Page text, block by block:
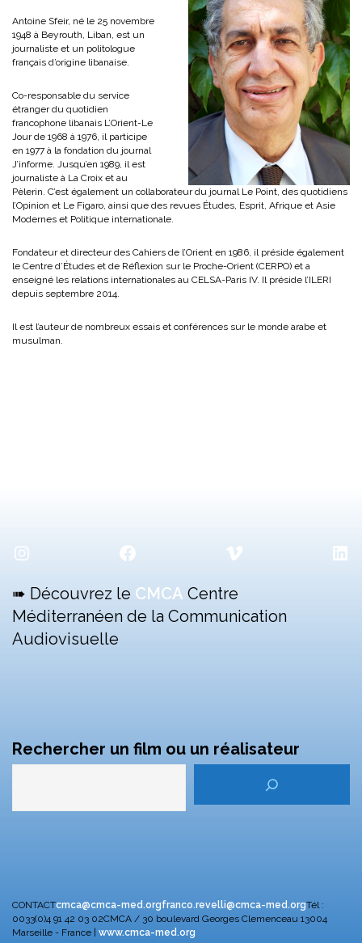
Antoine Sfeir, né le 25 novembre
1948 à Beyrouth, Liban, est un
journaliste et un politologue
français d’origine libanaise.
Co-responsable du service
étranger du quotidien
francophone libanais L’Orient-Le
Jour de 1968 à 1976, il participe
en 1977 à la fondation du journal
J’informe. Jusqu’en 1989, il est
journaliste à La Croix et au
Pèlerin. C’est également un collaborateur du journal Le Point, des quotidiens
l’Opinion et Le Figaro, ainsi que des revues Études, Esprit, Afrique et Asie
Modernes et Politique internationale.
Fondateur et directeur des Cahiers de l’Orient en 1986, il préside également
le Centre d’Études et de Réflexion sur le Proche-Orient (CERPO) et a
enseigné les relations internationales au CELSA-Paris IV. Il préside l’ILERI
depuis septembre 2014.
Il est l’auteur de nombreux essais et conférences sur le monde arabe et
musulman.
Instagram Facebook Vimeo
➠ Découvrez le CMCA Centre
Méditerranéen de la Communication
Audiovisuelle
Rechercher un film ou un réalisateur
CONTACTcmca@cmca-med.orgfranco.revelli@cmca-med.orgTél :
0033(0)4 91 42 03 02CMCA / 30 boulevard Georges Clemenceau 13004
Marseille - France | www.cmca-med.org